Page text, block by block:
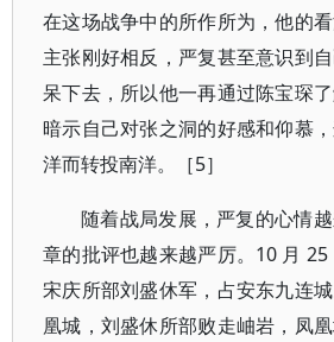
在这场战争中的所作所为，他的
主张刚好相反，严复甚至意识到
呆下去，所以他一再通过陈宝琛
暗示自己对张之洞的好感和仰慕
洋而转投南洋。［5］
随着战局发展，严复的心情
章的批评也越来越严厉。10 月
宋庆所部刘盛休军，占安东九连
凰城，刘盛休所部败走岫岩，凤